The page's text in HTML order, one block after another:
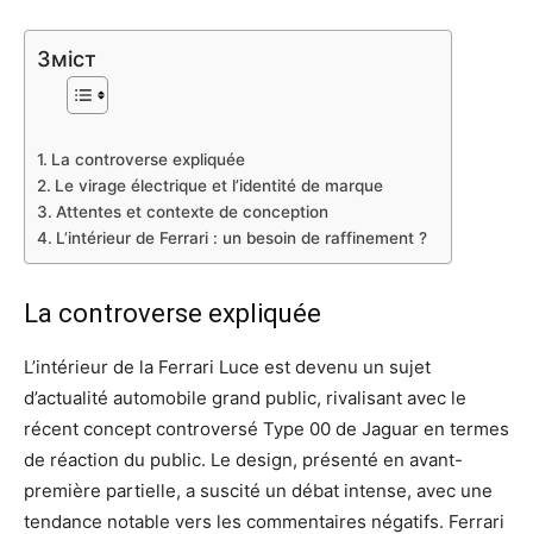
Зміст
La controverse expliquée
Le virage électrique et l’identité de marque
Attentes et contexte de conception
L’intérieur de Ferrari : un besoin de raffinement ?
La controverse expliquée
L’intérieur de la Ferrari Luce est devenu un sujet
d’actualité automobile grand public, rivalisant avec le
récent concept controversé Type 00 de Jaguar en termes
de réaction du public. Le design, présenté en avant-
première partielle, a suscité un débat intense, avec une
tendance notable vers les commentaires négatifs. Ferrari